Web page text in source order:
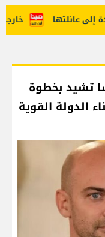
خارجية عائلتها
تشيد بخطوة
الدولة القوية